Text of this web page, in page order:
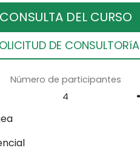
DEL CURSO
DE CONSULTORíA
Número de participantes